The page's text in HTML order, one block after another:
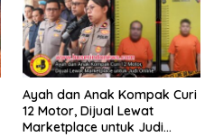
Ayah dan Anak Kompak Curi
12 Motor, Dijual Lewat
Marketplace untuk Judi